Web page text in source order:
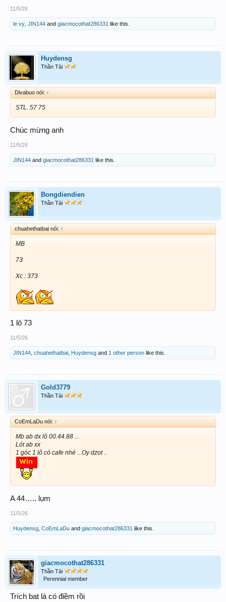
11/5/26
le vy JIN144 and giacmocothat286331 like this.
Huydensg
Thần Tài
Divabuo nói: ↑
STL. 57 75
Chúc mừng anh
11/5/26
JIN144 and giacmocothat286331 like this.
Bongdiendien
Thần Tài
chuahethatbai nói: ↑
MB
73
Xc : 373
1 lô 73
11/5/26
JIN144 chuahethatbai Huydensg and 1 other person like this.
Gold3779
Thần Tài
CoEmLaDu nói: ↑
Mb ab dx lô 00.44.88 ...
Lót ab xx
1 góc 1 lô có cafe nhé ...Oy dzot ..
A 44….. lụm
11/5/26
Huydensg CoEmLaDu and giacmocothat286331 like this.
giacmocothat286331
Thần Tài
Perennial member
Trích bat là có điềm rồi